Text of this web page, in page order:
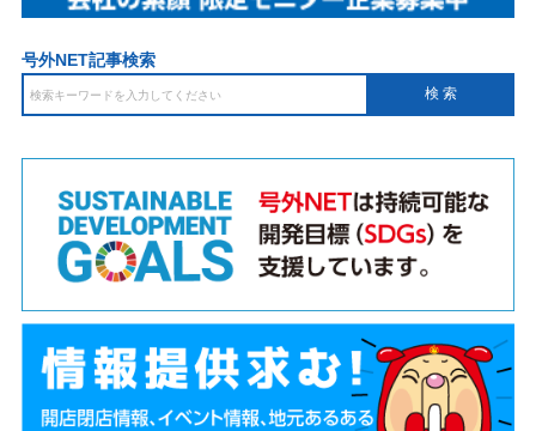
号外NET記事検索